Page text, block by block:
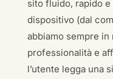
sito fluido, rapido
dispositivo (dal
abbiamo sempre in
professionalità e
l’utente legga una